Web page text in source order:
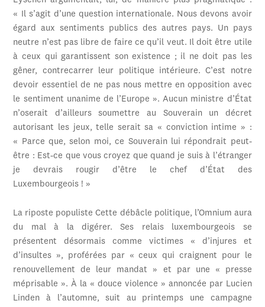
« Il s’agit d’une question internationale. Nous devons avoir
égard aux sentiments publics des autres pays. Un pays
neutre n’est pas libre de faire ce qu’il veut. Il doit être utile
à ceux qui garantissent son existence ; il ne doit pas les
gêner, contrecarrer leur politique intérieure. C’est notre
devoir essentiel de ne pas nous mettre en opposition avec
le sentiment unanime de l’Europe ». Aucun ministre d’État
n’oserait d’ailleurs soumettre au Souverain un décret
autorisant les jeux, telle serait sa « conviction intime » :
« Parce que, selon moi, ce Souverain lui répondrait peut-
être : Est-ce que vous croyez que quand je suis à l’étranger
je devrais rougir d’être le chef d’État des
Luxembourgeois ! »
La riposte populiste Cette débâcle politique, l’Omnium aura
du mal à la digérer. Ses relais luxembourgeois se
présentent désormais comme victimes « d’injures et
d’insultes », proférées par « ceux qui craignent pour le
renouvellement de leur mandat » et par une « presse
méprisable ». À la « douce violence » annoncée par Lucien
Linden à l’automne, suit au printemps une campagne